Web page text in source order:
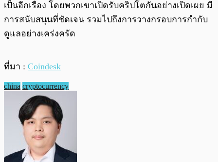
เป็นอีกเรื่อง โดยพวกเขาเปิดรับคริปโตกันอย่างเปิดเผย มี
การสนับสนุนที่ชัดเจน รวมไปถึงการวางกรอบการกำกับ
ดูแลอย่างเคร่งครัด
ที่มา : Coindesk
china cryptocurrency